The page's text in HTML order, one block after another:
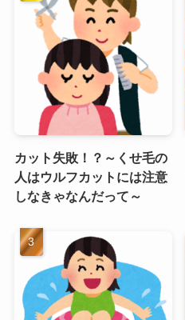
カット失敗！？～くせ毛の
人はウルフカットには注意
しなきゃなんだって～